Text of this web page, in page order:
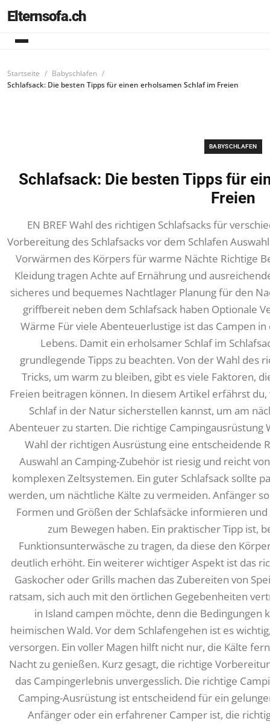
Elternsofa.ch
Startseite
Babyschlafen
Schlafsack: Die besten Tipps für einen erholsamen Schlaf im Freien
BABYSCHLAFEN
Schlafsack: Die besten Tipps für
Freien
EN BREF Wahl des richtigen Schlafsacks für
Vorbereitung des Schlafsacks vor dem Schlafen
Vorwärmen des Körpers für warme Nächte Richtige
Kleidung tragen Achte auf Ernährung und
sicheres und bequemes Nachtlager Planung für den
griffbereit neben dem Schlafsack haben Optionale
Wärme Für viele Abenteuerlustige ist das Campen
Lebens. Damit ein erholsamer Schlaf im
grundlegende Tipps zu beachten. Von der Wahl des
Tricks, um warm zu bleiben, gibt es viele Faktoren,
Freien beitragen können. In diesem Artikel erfährst
Schlaf in der Natur sicherstellen kannst, um am
Abenteuer zu starten. Die richtige Campingausrüstung
Wahl der richtigen Ausrüstung eine entscheidende
Auswahl an Camping-Zubehör ist riesig und reicht
komplexen Zeltsystemen. Ein guter Schlafsack sollte
werden, um nächtliche Kälte zu vermeiden. Anfänger
Formen und Größen der Schlafsäcke informieren
zum Bewegen haben. Ein praktischer Tipp ist,
Funktionsunterwäsche zu tragen, da diese den
deutlich erhöht. Ein weiterer wichtiger Aspekt ist das
Gaskocher oder Grills machen das Zubereiten von
ratsam, sich auch mit den örtlichen Gegebenheiten
in Island campen möchte, denn die Bedingungen
heimischen Wald. Vor dem Schlafengehen ist es
versorgen. Ein voller Magen hilft nicht nur, die Kälte
Nacht zu genießen. Kurz gesagt, die richtige
das Campingerlebnis unvergesslich. Die richtige
Camping-Ausrüstung ist entscheidend für ein
Anfänger oder ein erfahrener Camper ist, die